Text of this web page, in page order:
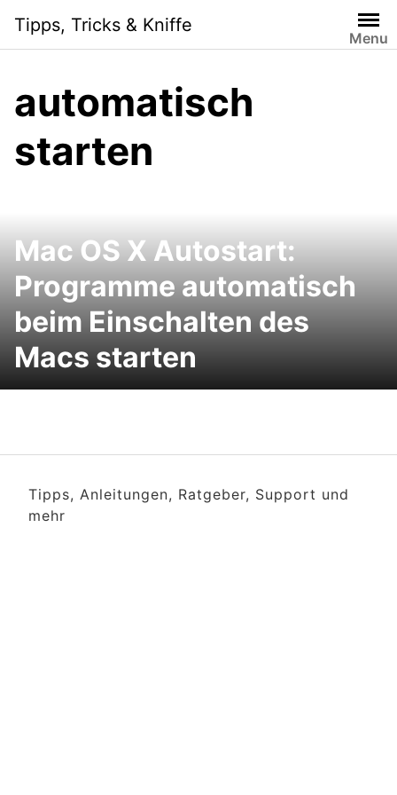
content
Tipps, Tricks & Kniffe
Menu
automatisch
starten
Mac OS X Autostart:
Programme automatisch
beim Einschalten des
Macs starten
Tipps, Anleitungen, Ratgeber, Support und
mehr